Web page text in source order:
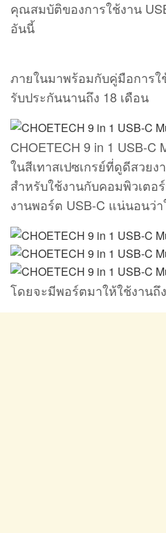
คุณสมบัติของการใช้งาน
อันนี้
ภายในมาพร้อมกับคู่มือการใ
รับประกันนานถึง 18 เดือน
CHOETECH 9 in 1 USB-C
ในสีเทาสเปซเกรย์ที่ดูดีสวย
สำหรับใช้งานกับคอมพิวเต
งานพอร์ต USB-C แน่นอนว่า
โดยจะมีพอร์ตมาให้ใช้งานถึ